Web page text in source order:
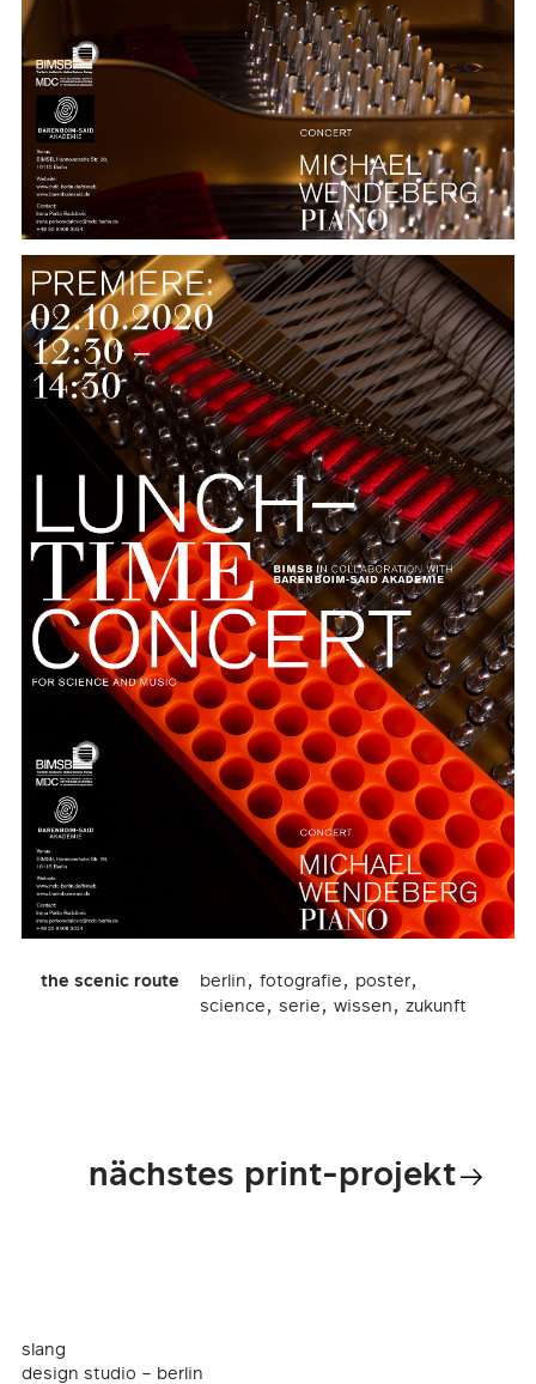
the scenic route berlin ,fotografie , poster,
science ,serie ,wissen ,zukunft
nächstes print-projekt
slang
design studio – berlin